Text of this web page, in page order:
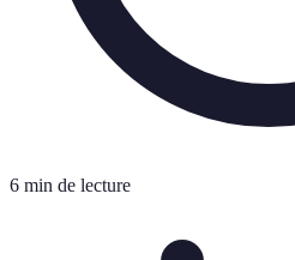
6 min de lecture